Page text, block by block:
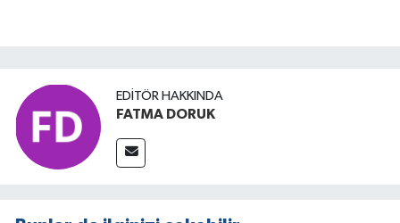
EDITÖR HAKKINDA
FATMA DORUK